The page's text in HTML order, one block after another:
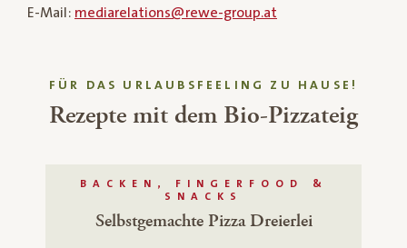
E-Mail: mediarelations@rewe-group.at
FÜR DAS URLAUBSFEELING ZU HAUSE!
Rezepte mit dem Bio-Pizzateig
BACKEN, FINGERFOOD &
SNACKS
Selbstgemachte Pizza Dreierlei